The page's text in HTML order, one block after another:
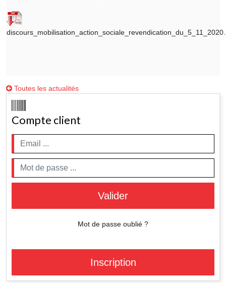
Toutes les actualités
Compte client
Valider
Mot de passe oublié ?
Inscription